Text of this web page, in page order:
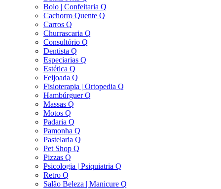
Bolo | Confeitaria Q
Cachorro Quente Q
Carros Q
Churrascaria Q
Consultório Q
Dentista Q
Especiarias Q
Estética Q
Feijoada Q
Fisioterapia | Ortopedia Q
Hambúrguer Q
Massas Q
Motos Q
Padaria Q
Pamonha Q
Pastelaria Q
Pet Shop Q
Pizzas Q
Psicologia | Psiquiatria Q
Retro Q
Salão Beleza | Manicure Q